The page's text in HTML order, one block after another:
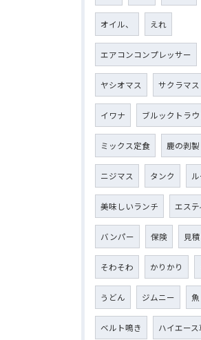
オイル、 えれ
エアコンコンプレッサー
ヤシオマス サクラマス
イワナ ブルックトラウ
ミックス定食 鹿の剥製
ニジマス タンク
美味しいランチ エステ
バンパー 保険 見
そわそわ かりかり
うどん ジムニー 魚
ベルト鳴き ハイエー